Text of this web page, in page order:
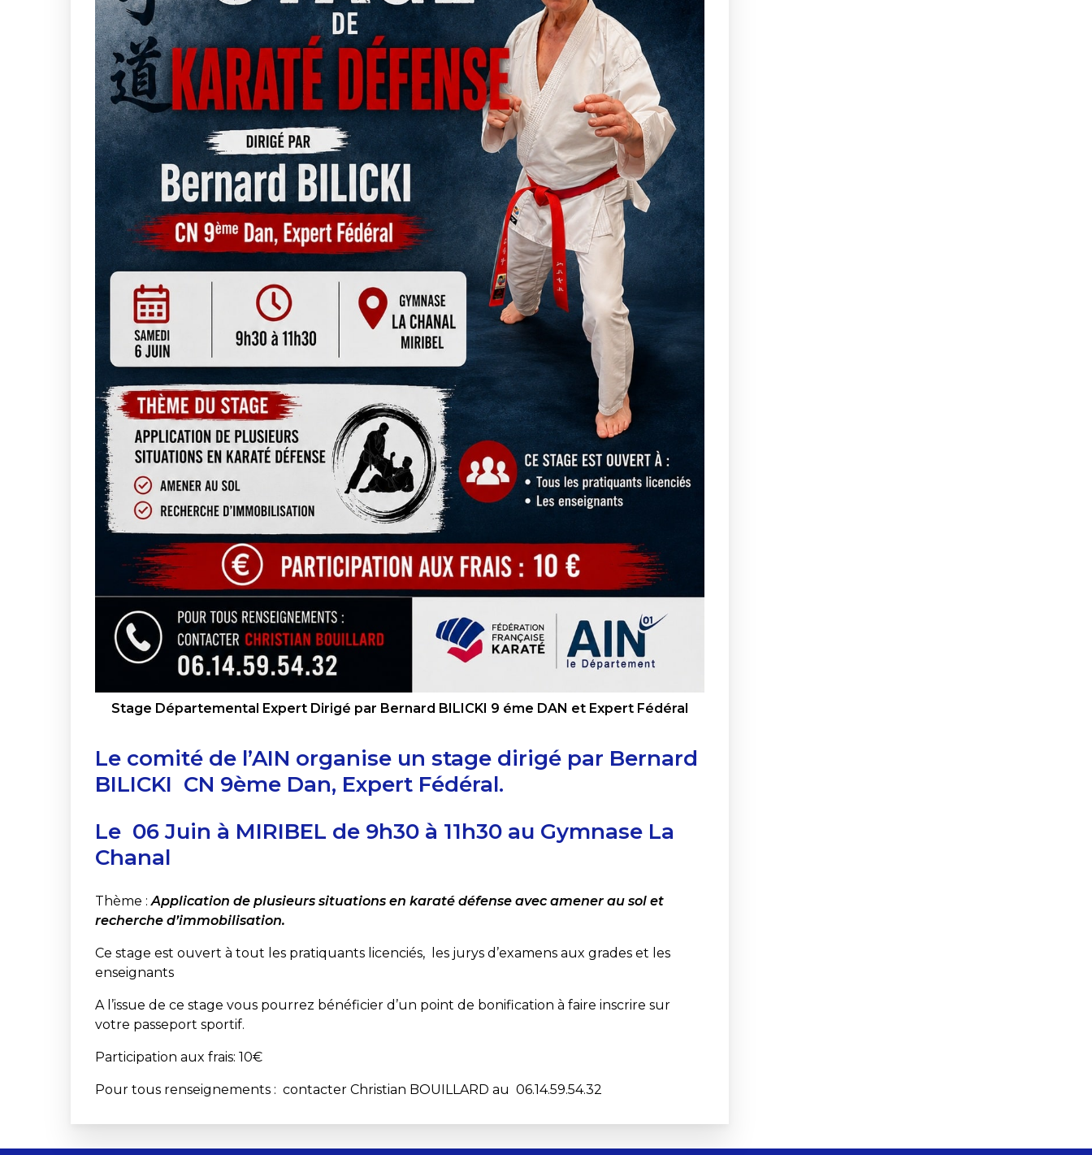
Stage Départemental Expert Dirigé par Bernard BILICKI 9 éme DAN et Expert Fédéral
Le comité de l’AIN organise un stage dirigé par Bernard
BILICKI CN 9ème Dan, Expert Fédéral.
Le 06 Juin à MIRIBEL de 9h30 à 11h30 au Gymnase La
Chanal
Thème : Application de plusieurs situations en karaté défense avec amener au sol et
recherche d’immobilisation.
Ce stage est ouvert à tout les pratiquants licenciés, les jurys d’examens aux grades et les
enseignants
A l’issue de ce stage vous pourrez bénéficier d’un point de bonification à faire inscrire sur
votre passeport sportif.
Participation aux frais: 10€
Pour tous renseignements : contacter Christian BOUILLARD au 06.14.59.54.32